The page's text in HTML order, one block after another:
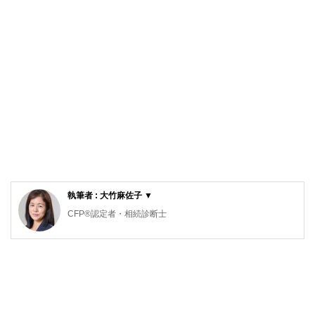
執筆者 : 大竹麻佐子 ▼
CFP®認定者・相続診断士